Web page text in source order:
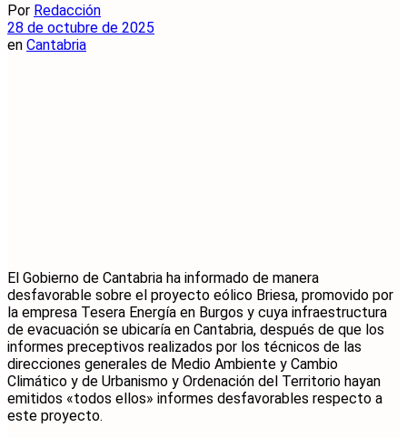
Por Redacción
28 de octubre de 2025
en Cantabria
El Gobierno de Cantabria ha informado de manera
desfavorable sobre el proyecto eólico Briesa, promovido por
la empresa Tesera Energía en Burgos y cuya infraestructura
de evacuación se ubicaría en Cantabria, después de que los
informes preceptivos realizados por los técnicos de las
direcciones generales de Medio Ambiente y Cambio
Climático y de Urbanismo y Ordenación del Territorio hayan
emitidos «todos ellos» informes desfavorables respecto a
este proyecto.